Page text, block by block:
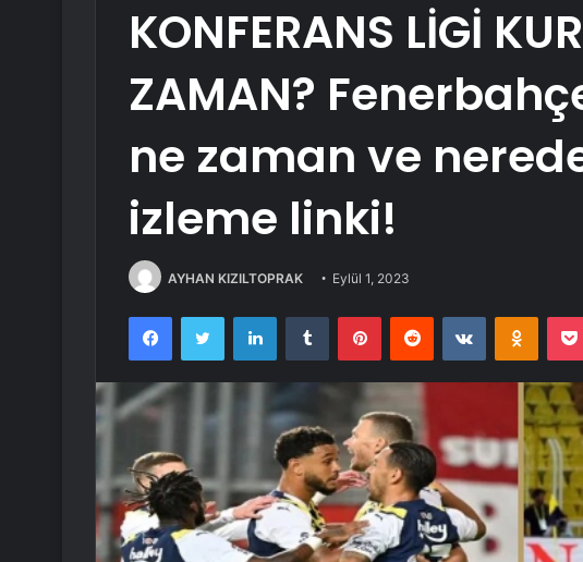
KONFERANS LİGİ
ZAMAN?
ne zaman ve
izleme linki!
AYHAN KIZILTOPRAK Eylül 1, 2023
FacebookTwitter LinkedInTumblr PinterestReddit VKontakte